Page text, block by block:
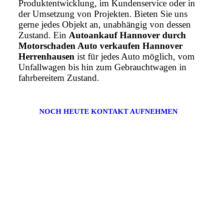
Produktentwicklung, im Kundenservice oder in
der Umsetzung von Projekten. Bieten Sie uns
gerne jedes Objekt an, unabhängig von dessen
Zustand. Ein Autoankauf Hannover durch
Motorschaden Auto verkaufen Hannover
Herrenhausen ist für jedes Auto möglich, vom
Unfallwagen bis hin zum Gebrauchtwagen in
fahrbereitem Zustand.
NOCH HEUTE KONTAKT AUFNEHMEN